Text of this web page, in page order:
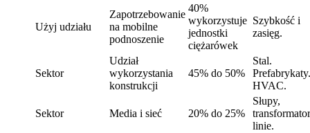
Użyj udziału
Zapotrzebowanie
na mobilne
podnoszenie
40%
wykorzystuje
jednostki
ciężarówek
Szybkość i
zasięg.
Sektor
Udział
wykorzystania
konstrukcji
45% do 50%
Stal.
Prefabrykaty.
HVAC.
Sektor Media i sieć 20% do 25%
Słupy,
linie.